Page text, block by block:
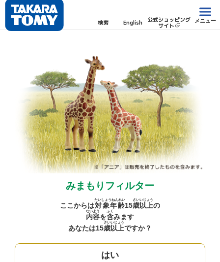
検索 English 公式ショッピング
サイト
メニュー
みまもりフィルター
ここからは対象年齢
たいしょうねんれい
15歳
さい
以上
いじょう
の
内容
ないよう
を含
ふく
みます
あなたは15歳
さい
以上
いじょう
ですか？
はい